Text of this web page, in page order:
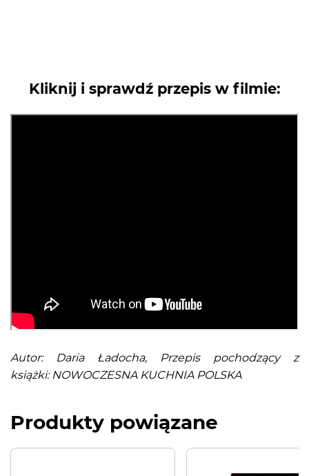
Kliknij i sprawdź przepis w filmie:
Autor: Daria Ładocha, Przepis pochodzący z
książki: NOWOCZESNA KUCHNIA POLSKA
Produkty powiązane